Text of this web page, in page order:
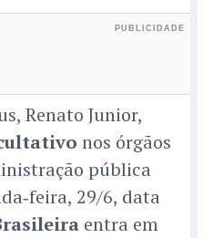
Renato Junior,
nos órgãos
pública
29/6, data
entra em